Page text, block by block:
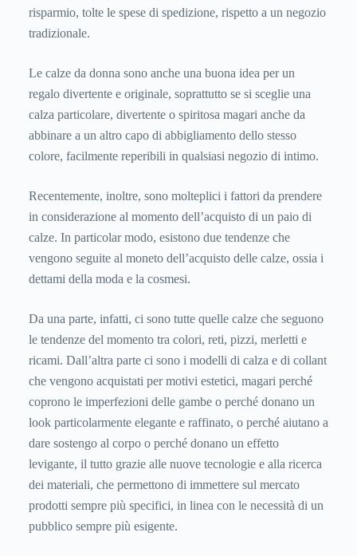
risparmio, tolte le spese di spedizione, rispetto a un negozio
tradizionale.
Le calze da donna sono anche una buona idea per un
regalo divertente e originale, soprattutto se si sceglie una
calza particolare, divertente o spiritosa magari anche da
abbinare a un altro capo di abbigliamento dello stesso
colore, facilmente reperibili in qualsiasi negozio di intimo.
Recentemente, inoltre, sono molteplici i fattori da prendere
in considerazione al momento dell’acquisto di un paio di
calze. In particolar modo, esistono due tendenze che
vengono seguite al moneto dell’acquisto delle calze, ossia i
dettami della moda e la cosmesi.
Da una parte, infatti, ci sono tutte quelle calze che seguono
le tendenze del momento tra colori, reti, pizzi, merletti e
ricami. Dall’altra parte ci sono i modelli di calza e di collant
che vengono acquistati per motivi estetici, magari perché
coprono le imperfezioni delle gambe o perché donano un
look particolarmente elegante e raffinato, o perché aiutano a
dare sostengo al corpo o perché donano un effetto
levigante, il tutto grazie alle nuove tecnologie e alla ricerca
dei materiali, che permettono di immettere sul mercato
prodotti sempre più specifici, in linea con le necessità di un
pubblico sempre più esigente.